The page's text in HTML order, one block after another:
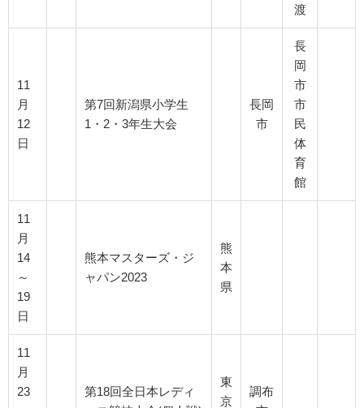
渡
11
月
12
日
第7回新潟県小学生
1・2・3年生大会
長岡
市
長
岡
市
市
民
体
育
館
11
月
14
～
19
日
熊本マスターズ・ジ
ャパン2023
熊
本
県
11
月
23
第18回全日本レディ
東
京
調布